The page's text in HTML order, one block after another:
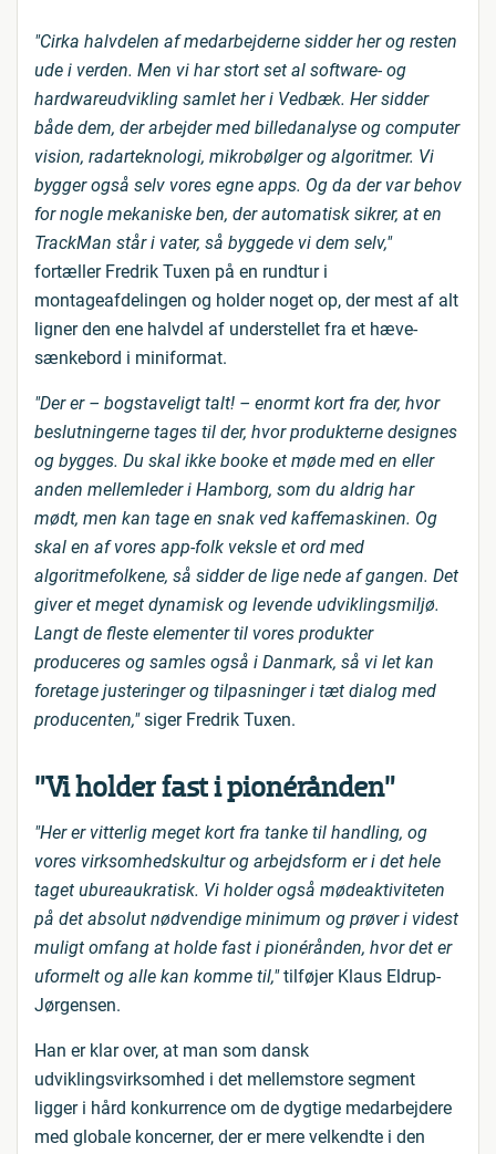
"Cirka halvdelen af medarbejderne sidder her og resten
ude i verden. Men vi har stort set al software- og
hardwareudvikling samlet her i Vedbæk. Her sidder
både dem, der arbejder med billedanalyse og computer
vision, radarteknologi, mikrobølger og algoritmer. Vi
bygger også selv vores egne apps. Og da der var behov
for nogle mekaniske ben, der automatisk sikrer, at en
TrackMan står i vater, så byggede vi dem selv,"
fortæller Fredrik Tuxen på en rundtur i
montageafdelingen og holder noget op, der mest af alt
ligner den ene halvdel af understellet fra et hæve-
sænkebord i miniformat.
"Der er – bogstaveligt talt! – enormt kort fra der, hvor
beslutningerne tages til der, hvor produkterne designes
og bygges. Du skal ikke booke et møde med en eller
anden mellemleder i Hamborg, som du aldrig har
mødt, men kan tage en snak ved kaffemaskinen. Og
skal en af vores app-folk veksle et ord med
algoritmefolkene, så sidder de lige nede af gangen. Det
giver et meget dynamisk og levende udviklingsmiljø.
Langt de fleste elementer til vores produkter
produceres og samles også i Danmark, så vi let kan
foretage justeringer og tilpasninger i tæt dialog med
producenten,"siger Fredrik Tuxen.
”Vi holder fast i pionérånden”
"Her er vitterlig meget kort fra tanke til handling, og
vores virksomhedskultur og arbejdsform er i det hele
taget ubureaukratisk. Vi holder også mødeaktiviteten
på det absolut nødvendige minimum og prøver i videst
muligt omfang at holde fast i pionérånden, hvor det er
uformelt og alle kan komme til,"tilføjer Klaus Eldrup-
Jørgensen.
Han er klar over, at man som dansk
udviklingsvirksomhed i det mellemstore segment
ligger i hård konkurrence om de dygtige medarbejdere
med globale koncerner, der er mere velkendte i den